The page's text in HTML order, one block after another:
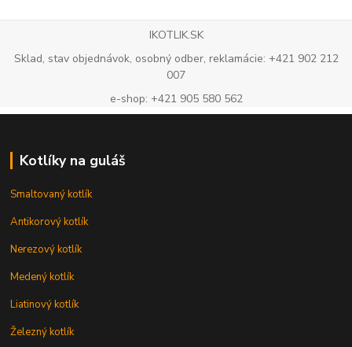
IKOTLIK.SK
Sklad, stav objednávok, osobný odber, reklamácie: +421 902 212
007
e-shop: +421 905 580 562
Kotlíky na guláš
Smaltovaný kotlík
Antikorový kotlík
Nerezový kotlík
Medený kotlík
Liatinový kotlík
Železný kotlík